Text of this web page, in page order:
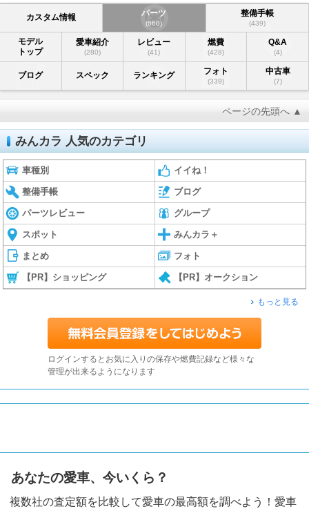
カスタム情報 パーツ
(660)
整備手帳
(439)
モデル
トップ
愛車紹介
(280)
レビュー
(41)
燃費
(428)
Q&A
(4)
ブログ スペック ランキング フォト
(339)
中古車
(7)
ページの先頭へ ▲
みんカラ 人気のカテゴリ
車種別 イイね！
整備手帳 ブログ
パーツレビュー グループ
スポット みんカラ＋
まとめ フォト
【PR】ショッピング 【PR】オークション
もっと見る
ログインするとお気に入りの保存や燃費記録など様々な
管理が出来るようになります
あなたの愛車、今いくら？
複数社の査定額を比較して愛車の最高額を調べよう！愛車